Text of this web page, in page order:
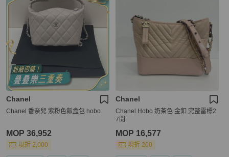
Chanel
Chanel 香奈兒 紫粉色飯盒包 hobo
MOP 36,952
現折 2,000
Chanel
Chanel Hobo 奶茶色 金釦 完整雷標2
7開
MOP 16,577
現折 200